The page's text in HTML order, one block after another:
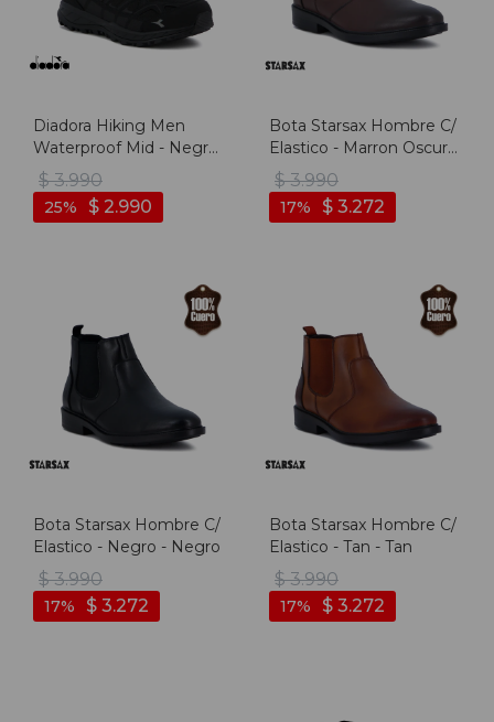
Diadora Hiking Men
Waterproof Mid - Negro
- Negro
$ 3.990
$ 2.990
25
Bota Starsax Hombre C/
Elastico - Marron Oscuro
- Marron Oscuro
$ 3.990
$ 3.272
17
Bota Starsax Hombre C/
Elastico - Negro - Negro
$ 3.990
$ 3.272
17
Bota Starsax Hombre C/
Elastico - Tan - Tan
$ 3.990
$ 3.272
17